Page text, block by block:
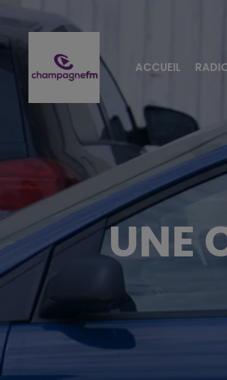
ACCUEIL
UNE